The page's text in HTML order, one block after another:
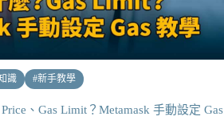
識 #新手教學
、Gas Limit？Metamask 手動設定